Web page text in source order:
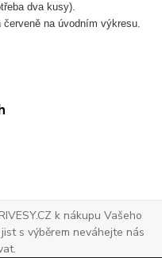
dva kusy).
na úvodním výkresu.
k nákupu Vašeho
s výběrem neváhejte nás